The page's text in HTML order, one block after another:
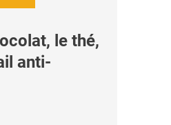
le thé,
anti-